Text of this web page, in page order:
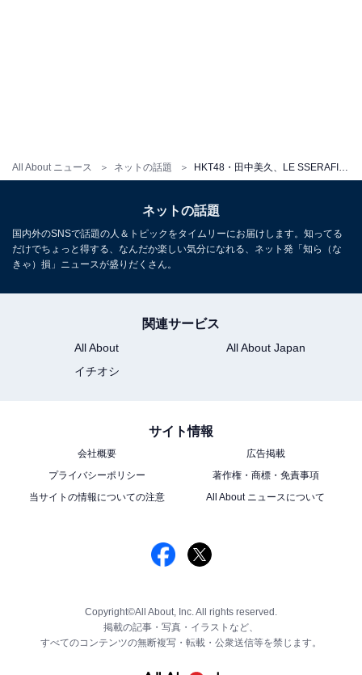
All About ニュース ネットの話題
ネットの話題
国内外のSNSで話題の人＆トピックをタイムリーにお届けします。知ってる
だけでちょっと得する、なんだか楽しい気分になれる、ネット発「知ら（な
きゃ）損」ニュースが盛りだくさん。
関連サービス
All About
All About Japan
イチオシ
サイト情報
会社概要
広告掲載
プライバシーポリシー
著作権・商標・免責事項
当サイトの情報についての注意
All About ニュースについて
Copyright©All About, Inc. All rights reserved.
掲載の記事・写真・イラストなど、
すべてのコンテンツの無断複写・転載・公衆送信等を禁じます。